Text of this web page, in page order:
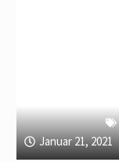
Januar 21, 2021